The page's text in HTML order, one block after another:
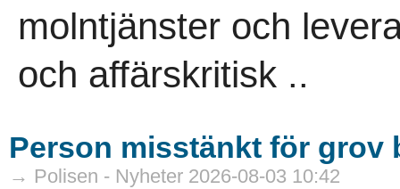
molntjänster och
och affärskritisk ..
Person misstänkt för grov
→ Polisen - Nyheter 2026-08-03 10:42